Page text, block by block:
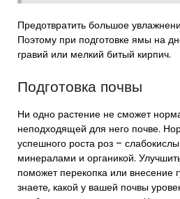
Предотвратить большое
Поэтому при подготовке ямы на
гравий или мелкий битый кирпич.
Подготовка почвы
Ни одно растение не сможет
неподходящей для него почве.
успешного роста роз –
минералами и органикой.
поможет перекопка или внесение
знаете, какой у вашей почвы